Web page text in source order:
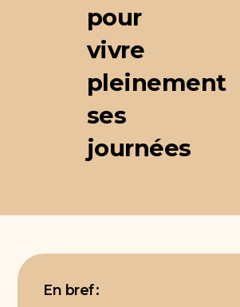
pour
vivre
pleinement
ses
journées
En bref :